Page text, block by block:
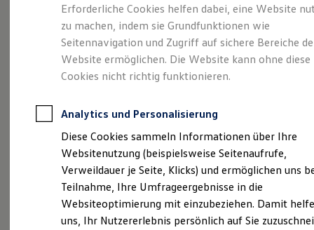
Leasing
Leasing-Angebote
Gebrauchtwagen Leasing
Junge Gebrauchtwagen-Leasing
Elektroauto Leasing
Kleinwagen-Leasing
Leasing ohne Anzahlung
Autokredit mit Schlussrate
Versicherungen und Garantien
Kfz-Versicherung
Restschuldversicherungen
Garantien
Wartungsverträge
Geschäftskunden
Professional Class bei Volkswagen
Großkunden
Behörden
Der T-Roc
(Impressum & Rechtliches )
Erforderliche Cookies helfen dabei, eine Website
zu machen, indem sie Grundfunktionen wie
Seitennavigation und Zugriff auf sichere Bereiche
Website ermöglichen. Die Website kann ohne diese
Cookies nicht richtig funktionieren.
Analytics und Personalisierung
Diese Cookies sammeln Informationen über Ihre
Websitenutzung (beispielsweise Seitenaufrufe,
Verweildauer je Seite, Klicks) und ermöglichen uns
Teilnahme, Ihre Umfrageergebnisse in die
Websiteoptimierung mit einzubeziehen. Damit
uns, Ihr Nutzererlebnis persönlich auf Sie